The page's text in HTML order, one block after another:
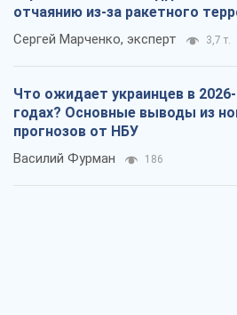
отчаянию из-за ракетного
Сергей Марченко, эксперт 3,7 т.
Что ожидает украинцев в
годах? Основные выводы из
прогнозов от НБУ
Василий Фурман 186